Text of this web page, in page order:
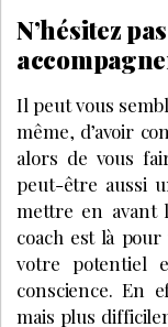
N’hésitez
Il peut vous
même, d’avoir
alors de vous
peut-être aussi
mettre en avant
coach est là
votre potentiel
conscience. En
mais plus